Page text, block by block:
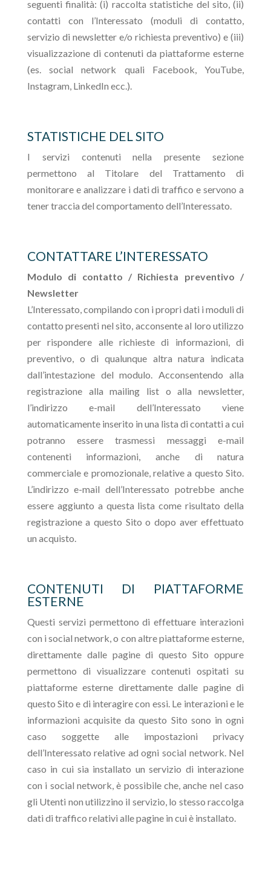
seguenti finalità: (i) raccolta statistiche del sito, (ii)
contatti con l’Interessato (moduli di contatto,
servizio di newsletter e/o richiesta preventivo) e (iii)
visualizzazione di contenuti da piattaforme esterne
(es. social network quali Facebook, YouTube,
Instagram, LinkedIn ecc.).
STATISTICHE DEL SITO
I servizi contenuti nella presente sezione
permettono al Titolare del Trattamento di
monitorare e analizzare i dati di traffico e servono a
tener traccia del comportamento dell’Interessato.
CONTATTARE L’INTERESSATO
Modulo di contatto / Richiesta preventivo /
Newsletter
L’Interessato, compilando con i propri dati i moduli di
contatto presenti nel sito, acconsente al loro utilizzo
per rispondere alle richieste di informazioni, di
preventivo, o di qualunque altra natura indicata
dall’intestazione del modulo. Acconsentendo alla
registrazione alla mailing list o alla newsletter,
l’indirizzo e-mail dell’Interessato viene
automaticamente inserito in una lista di contatti a cui
potranno essere trasmessi messaggi e-mail
contenenti informazioni, anche di natura
commerciale e promozionale, relative a questo Sito.
L’indirizzo e-mail dell’Interessato potrebbe anche
essere aggiunto a questa lista come risultato della
registrazione a questo Sito o dopo aver effettuato
un acquisto.
CONTENUTI DI PIATTAFORME
ESTERNE
Questi servizi permettono di effettuare interazioni
con i social network, o con altre piattaforme esterne,
direttamente dalle pagine di questo Sito oppure
permettono di visualizzare contenuti ospitati su
piattaforme esterne direttamente dalle pagine di
questo Sito e di interagire con essi. Le interazioni e le
informazioni acquisite da questo Sito sono in ogni
caso soggette alle impostazioni privacy
dell’Interessato relative ad ogni social network. Nel
caso in cui sia installato un servizio di interazione
con i social network, è possibile che, anche nel caso
gli Utenti non utilizzino il servizio, lo stesso raccolga
dati di traffico relativi alle pagine in cui è installato.